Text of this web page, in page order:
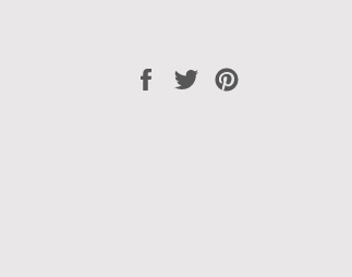
Share
Tweet